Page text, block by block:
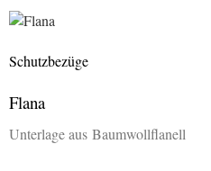
Schutzbezüge
Flana
Unterlage aus Baumwollflanell